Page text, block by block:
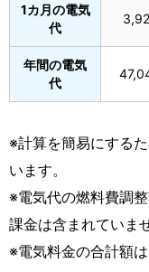
1カ月の電気
代
年間の電気
代
※計算を簡易にする
います。
※電気代の燃料費調
課金は含まれていま
※電気料金の合計額